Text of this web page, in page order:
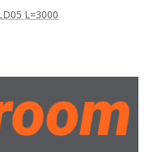
L=3000